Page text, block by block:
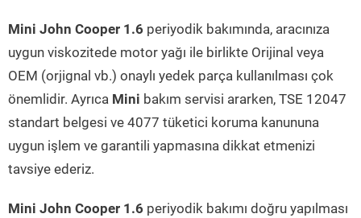
Mini John Cooper 1.6 periyodik bakımında, aracınıza
uygun viskozitede motor yağı ile birlikte Orijinal veya
OEM (orjignal vb.) onaylı yedek parça kullanılması çok
önemlidir. Ayrıca Mini bakım servisi ararken, TSE 12047
standart belgesi ve 4077 tüketici koruma kanununa
uygun işlem ve garantili yapmasına dikkat etmenizi
tavsiye ederiz.
Mini John Cooper 1.6 periyodik bakımı doğru yapılması